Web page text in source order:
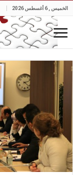
الخميس , 6 أغسطس 2026